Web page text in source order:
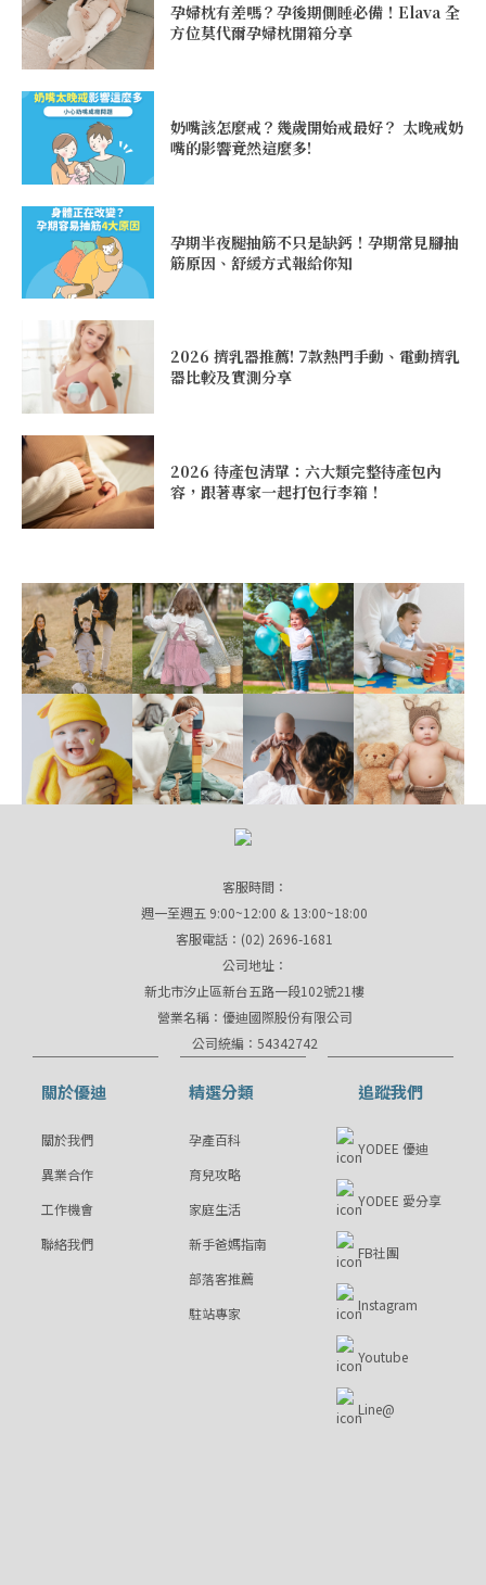
孕婦枕有差嗎？孕後期側睡必備！Elava 全
方位莫代爾孕婦枕開箱分享
奶嘴該怎麼戒？幾歲開始戒最好？ 太晚戒奶
嘴的影響竟然這麼多!
孕期半夜腿抽筋不只是缺鈣！孕期常見腳抽
筋原因、舒緩方式報給你知
2026 擠乳器推薦! 7款熱門手動、電動擠乳
器比較及實測分享
2026 待產包清單：六大類完整待產包內
容，跟著專家一起打包行李箱！
客服時間：
週一至週五 9:00~12:00 & 13:00~18:00
客服電話：(02) 2696-1681
公司地址：
新北市汐止區新台五路一段102號21樓
營業名稱：優迪國際股份有限公司
公司統編：54342742
關於優迪
關於我們
異業合作
工作機會
聯絡我們
精選分類
孕產百科
育兒攻略
家庭生活
新手爸媽指南
部落客推薦
駐站專家
追蹤我們
YODEE 優迪
YODEE 愛分享
FB社團
Instagram
Youtube
Line@